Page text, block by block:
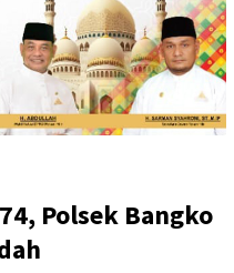
Polsek Bangko